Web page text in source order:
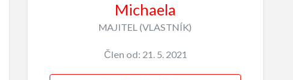
Michaela
MAJITEL (VLASTNÍK)
Člen od: 21. 5. 2021